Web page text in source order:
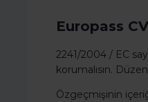
Europass
2241/2004 / EC
korumalısın.
Özgeçmişinin